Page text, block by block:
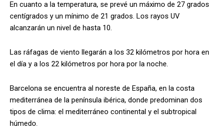
En cuanto a la temperatura, se prevé un máximo de 27 grados
centígrados y un mínimo de 21 grados. Los rayos UV
alcanzarán un nivel de hasta 10.
Las ráfagas de viento llegarán a los 32 kilómetros por hora en
el día y a los 22 kilómetros por hora por la noche.
Barcelona se encuentra al noreste de España, en la costa
mediterránea de la península ibérica, donde predominan dos
tipos de clima: el mediterráneo continental y el subtropical
húmedo.